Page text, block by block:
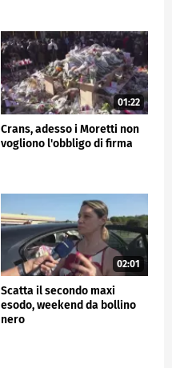
01:22
Crans, adesso i Moretti non
vogliono l'obbligo di firma
02:01
Scatta il secondo maxi
esodo, weekend da bollino
nero